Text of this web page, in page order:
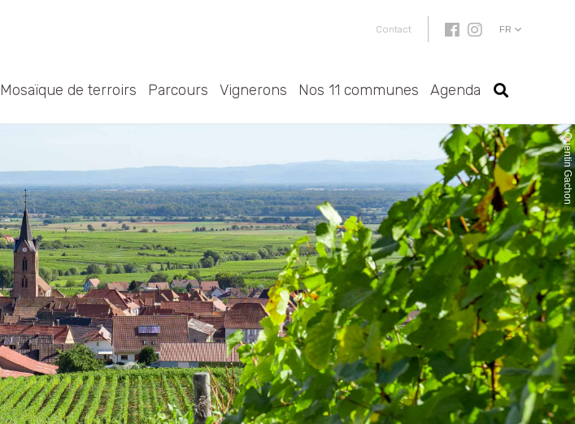
Contact FR
Mosaïque de terroirs Parcours Vignerons Nos 11 communes Agenda
Quentin Gachon